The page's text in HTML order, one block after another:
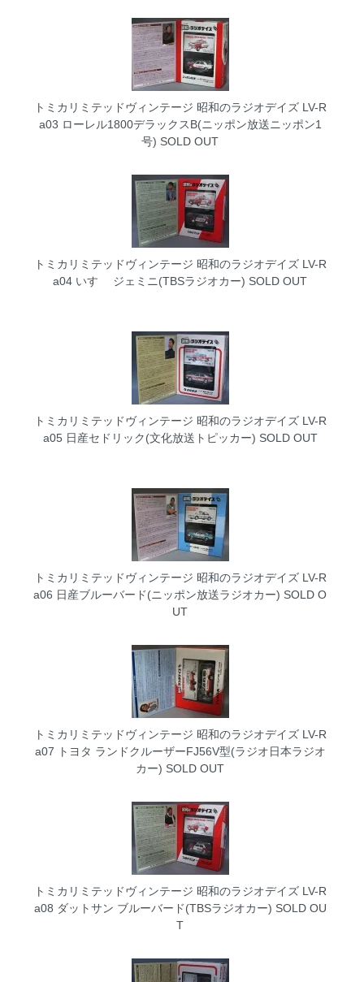
トミカリミテッドヴィンテージ 昭和のラジオデイズ LV-R
a03 ローレル1800デラックスB(ニッポン放送ニッポン1
号) SOLD OUT
トミカリミテッドヴィンテージ 昭和のラジオデイズ LV-R
a04 いすゞ ジェミニ(TBSラジオカー) SOLD OUT
トミカリミテッドヴィンテージ 昭和のラジオデイズ LV-R
a05 日産セドリック(文化放送トピッカー) SOLD OUT
トミカリミテッドヴィンテージ 昭和のラジオデイズ LV-R
a06 日産ブルーバード(ニッポン放送ラジオカー) SOLD O
UT
トミカリミテッドヴィンテージ 昭和のラジオデイズ LV-R
a07 トヨタ ランドクルーザーFJ56V型(ラジオ日本ラジオ
カー) SOLD OUT
トミカリミテッドヴィンテージ 昭和のラジオデイズ LV-R
a08 ダットサン ブルーバード(TBSラジオカー) SOLD OU
T